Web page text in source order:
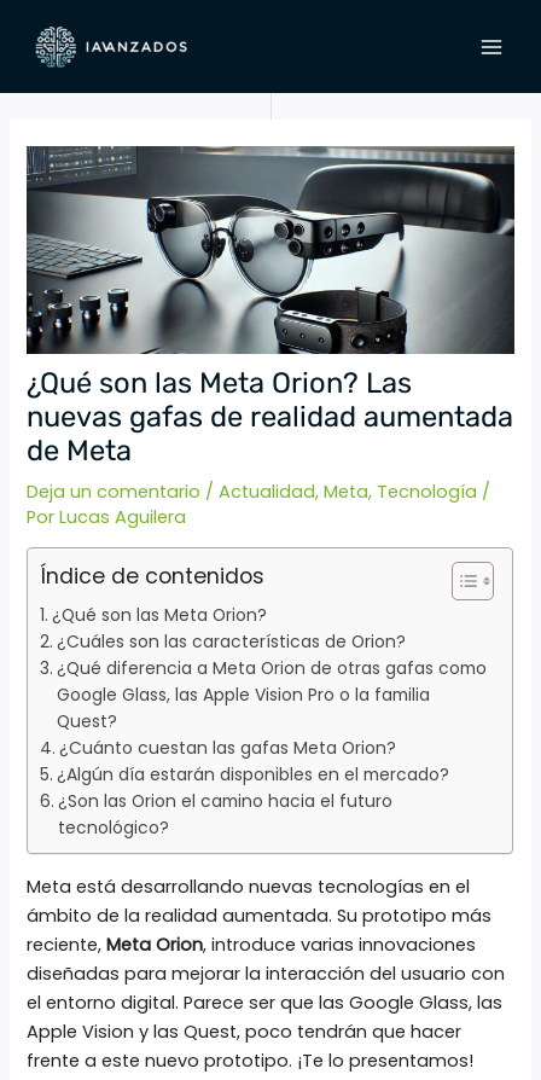
contenido
¿Qué son las Meta Orion? Las
nuevas gafas de realidad aumentada
de Meta
Deja un comentario /Actualidad,Meta, Tecnología /
PorLucas Aguilera
Índice de contenidos
¿Qué son las Meta Orion?
¿Cuáles son las características de Orion?
¿Qué diferencia a Meta Orion de otras gafas como
Google Glass, las Apple Vision Pro o la familia
Quest?
¿Cuánto cuestan las gafas Meta Orion?
¿Algún día estarán disponibles en el mercado?
¿Son las Orion el camino hacia el futuro
tecnológico?
Meta está desarrollando nuevas tecnologías en el
ámbito de la realidad aumentada. Su prototipo más
reciente,Meta Orion, introduce varias innovaciones
diseñadas para mejorar la interacción del usuario con
el entorno digital. Parece ser que las Google Glass, las
Apple Vision y las Quest, poco tendrán que hacer
frente a este nuevo prototipo. ¡Te lo presentamos!
entradas